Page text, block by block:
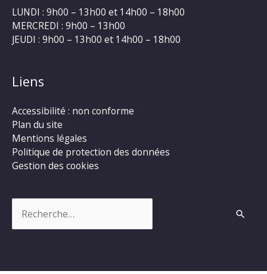
LUNDI : 9h00 – 13h00 et 14h00 – 18h00
MERCREDI : 9h00 – 13h00
JEUDI : 9h00 – 13h00 et 14h00 – 18h00
Liens
Accessibilité : non conforme
Plan du site
Mentions légales
Politique de protection des données
Gestion des cookies